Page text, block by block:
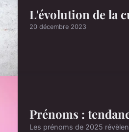
L'évolution de la
20 décembre 2023
Prénoms :
Les prénoms de 2025